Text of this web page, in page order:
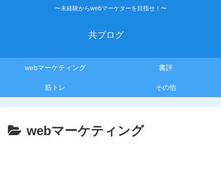
〜未経験からwebマーケターを目指せ！〜
共ブログ
webマーケティング 書評
筋トレ その他
webマーケティング